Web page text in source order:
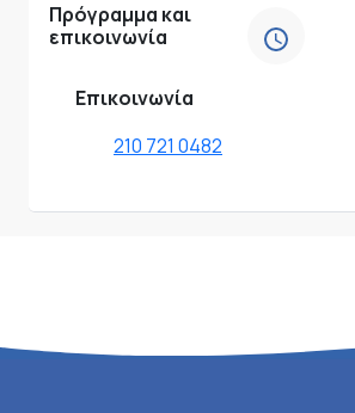
Πρόγραμμα και
επικοινωνία
Επικοινωνία
210 721 0482